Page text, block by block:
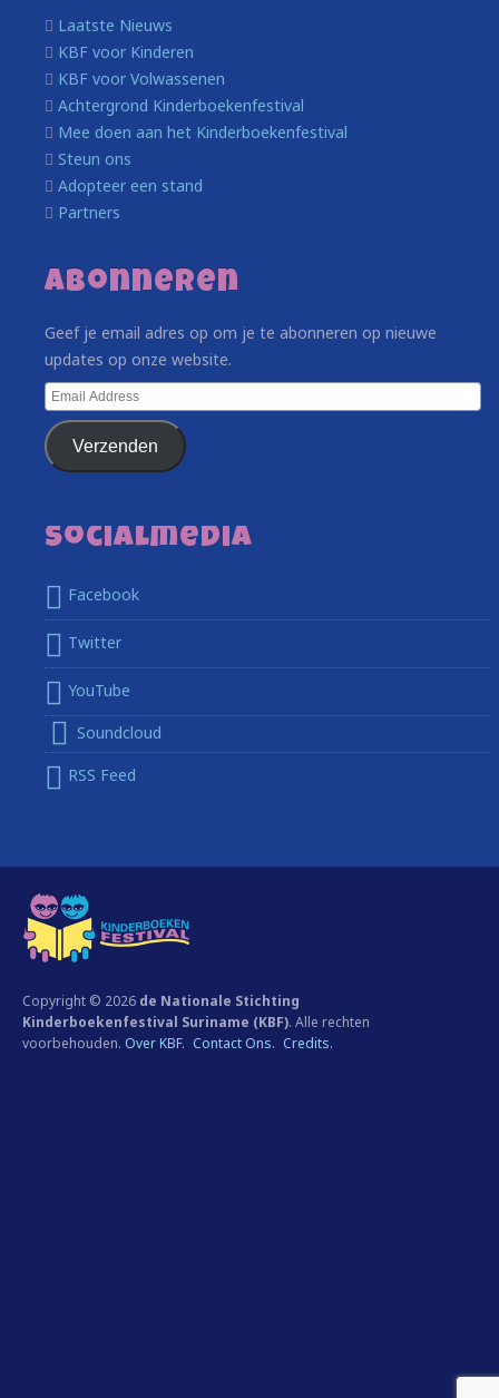
Laatste Nieuws
KBF voor Kinderen
KBF voor Volwassenen
Achtergrond Kinderboekenfestival
Mee doen aan het Kinderboekenfestival
Steun ons
Adopteer een stand
Partners
Abonneren
Geef je email adres op om je te abonneren op nieuwe
updates op onze website.
Email
Address
Verzenden
Socialmedia
Facebook
Twitter
YouTube
Soundcloud
RSS Feed
Copyright © 2026 de Nationale Stichting
Kinderboekenfestival Suriname (KBF). Alle rechten
voorbehouden. Over KBF. Contact Ons. Credits.